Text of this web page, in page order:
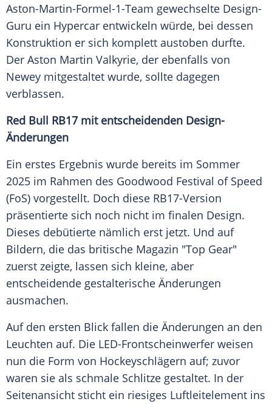
Aston-Martin-Formel-1-Team gewechselte Design-
Guru ein Hypercar entwickeln würde, bei dessen
Konstruktion er sich komplett austoben durfte.
Der Aston Martin Valkyrie, der ebenfalls von
Newey mitgestaltet wurde, sollte dagegen
verblassen.
Red Bull RB17 mit entscheidenden Design-
Änderungen
Ein erstes Ergebnis wurde bereits im Sommer
2025 im Rahmen des Goodwood Festival of Speed
(FoS) vorgestellt. Doch diese RB17-Version
präsentierte sich noch nicht im finalen Design.
Dieses debütierte nämlich erst jetzt. Und auf
Bildern, die das britische Magazin "Top Gear"
zuerst zeigte, lassen sich kleine, aber
entscheidende gestalterische Änderungen
ausmachen.
Auf den ersten Blick fallen die Änderungen an den
Leuchten auf. Die LED-Frontscheinwerfer weisen
nun die Form von Hockeyschlägern auf; zuvor
waren sie als schmale Schlitze gestaltet. In der
Seitenansicht sticht ein riesiges Luftleitelement ins